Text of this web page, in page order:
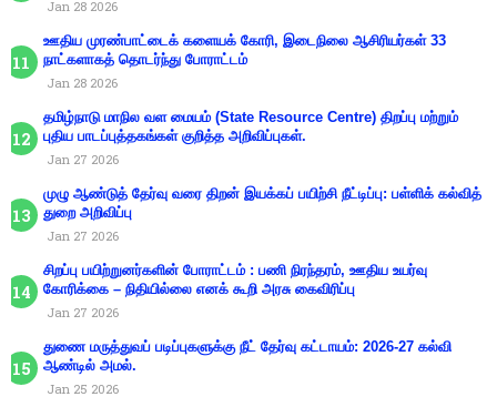
Jan 28 2026
ஊதிய முரண்பாட்டைக் களையக் கோரி, இடைநிலை ஆசிரியர்கள் 33
நாட்களாகத் தொடர்ந்து போராட்டம்
Jan 28 2026
தமிழ்நாடு மாநில வள மையம் (State Resource Centre) திறப்பு மற்றும்
புதிய பாடப்புத்தகங்கள் குறித்த அறிவிப்புகள்.
Jan 27 2026
முழு ஆண்டுத் தேர்வு வரை திறன் இயக்கப் பயிற்சி நீட்டிப்பு: பள்ளிக் கல்வித்
துறை அறிவிப்பு
Jan 27 2026
சிறப்பு பயிற்றுனர்களின் போராட்டம் : பணி நிரந்தரம், ஊதிய உயர்வு
கோரிக்கை – நிதியில்லை எனக் கூறி அரசு கைவிரிப்பு
Jan 27 2026
துணை மருத்துவப் படிப்புகளுக்கு நீட் தேர்வு கட்டாயம்: 2026-27 கல்வி
ஆண்டில் அமல்.
Jan 25 2026